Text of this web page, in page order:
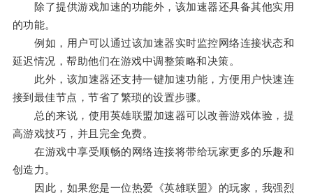
除了提供游戏加速的功能外，该加速器还具备其他实用
的功能。
例如，用户可以通过该加速器实时监控网络连接状态和
延迟情况，帮助他们在游戏中调整策略和决策。
此外，该加速器还支持一键加速功能，方便用户快速连
接到最佳节点，节省了繁琐的设置步骤。
总的来说，使用英雄联盟加速器可以改善游戏体验，提
高游戏技巧，并且完全免费。
在游戏中享受顺畅的网络连接将带给玩家更多的乐趣和
创造力。
因此，如果您是一位热爱《英雄联盟》的玩家，我强烈